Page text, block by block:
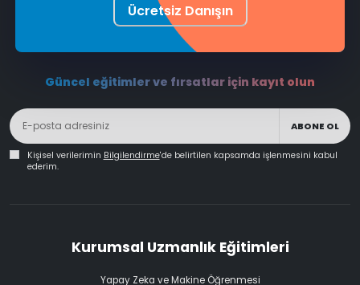
Ücretsiz Danışın
Güncel eğitimler ve fırsatlar için kayıt olun
ABONE OL
Kişisel verilerimin Bilgilendirme'de belirtilen kapsamda işlenmesini kabul
ederim.
Kurumsal Uzmanlık Eğitimleri
Yapay Zeka ve Makine Öğrenmesi